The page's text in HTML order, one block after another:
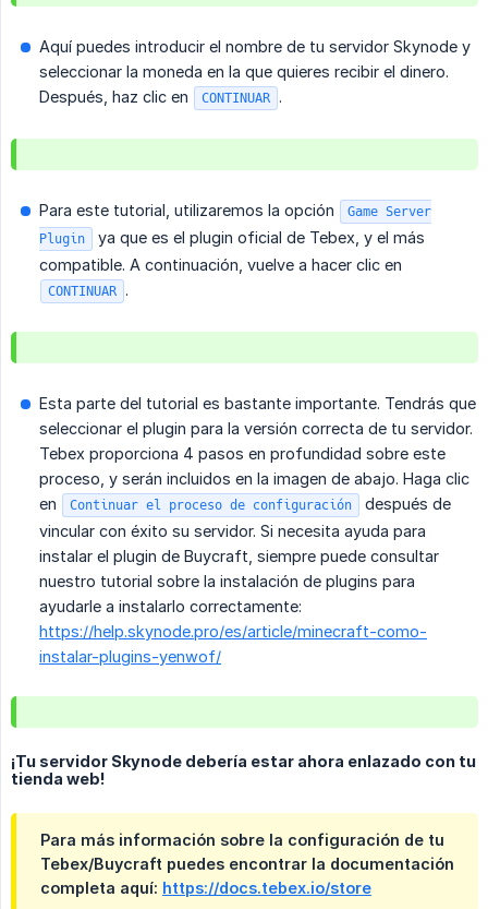
Aquí puedes introducir el nombre de tu servidor Skynode y
seleccionar la moneda en la que quieres recibir el dinero.
Después, haz clic en
CONTINUAR .
Para este tutorial, utilizaremos la opción
Game Server
Plugin
ya que es el plugin oficial de Tebex, y el más
compatible. A continuación, vuelve a hacer clic en
CONTINUAR .
Esta parte del tutorial es bastante importante. Tendrás que
seleccionar el plugin para la versión correcta de tu servidor.
Tebex proporciona 4 pasos en profundidad sobre este
proceso, y serán incluidos en la imagen de abajo. Haga clic
en
Continuar el proceso de configuración
después de
vincular con éxito su servidor. Si necesita ayuda para
instalar el plugin de Buycraft, siempre puede consultar
nuestro tutorial sobre la instalación de plugins para
ayudarle a instalarlo correctamente:
https://help.skynode.pro/es/article/minecraft-como-
instalar-plugins-yenwof/
¡Tu servidor Skynode debería estar ahora enlazado con tu
tienda web!
Para más información sobre la configuración de tu
Tebex/Buycraft puedes encontrar la documentación
completa aquí: https://docs.tebex.io/store